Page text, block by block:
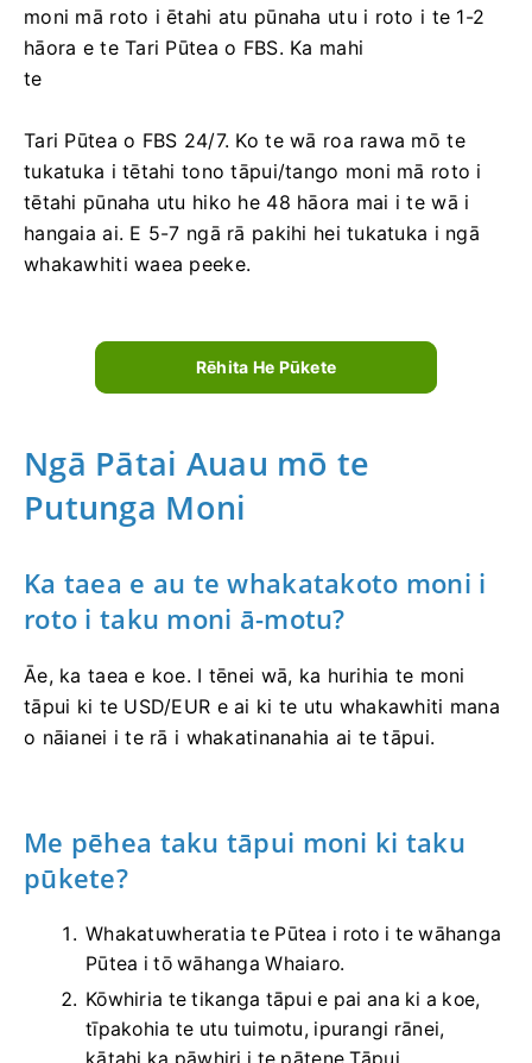
moni mā roto i ētahi atu pūnaha utu i roto i te 1-2
hāora e te Tari Pūtea o FBS. Ka mahi
te
Tari Pūtea o FBS 24/7. Ko te wā roa rawa mō te
tukatuka i tētahi tono tāpui/tango moni mā roto i
tētahi pūnaha utu hiko he 48 hāora mai i te wā i
hangaia ai. E 5-7 ngā rā pakihi hei tukatuka i ngā
whakawhiti waea peeke.
Rēhita He Pūkete
Ngā Pātai Auau mō te
Putunga Moni
Ka taea e au te whakatakoto moni i
roto i taku moni ā-motu?
Āe, ka taea e koe. I tēnei wā, ka hurihia te moni
tāpui ki te USD/EUR e ai ki te utu whakawhiti mana
o nāianei i te rā i whakatinanahia ai te tāpui.
Me pēhea taku tāpui moni ki taku
pūkete?
Whakatuwheratia te Pūtea i roto i te wāhanga
Pūtea i tō wāhanga Whaiaro.
Kōwhiria te tikanga tāpui e pai ana ki a koe,
tīpakohia te utu tuimotu, ipurangi rānei,